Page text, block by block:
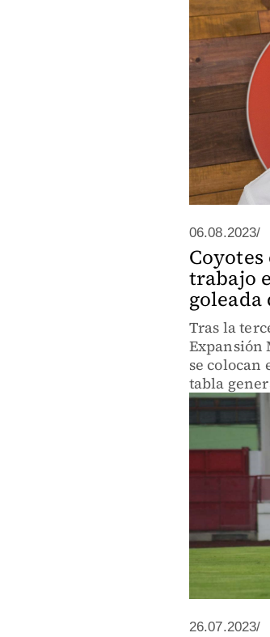
06.08.2023/
trabajo
goleada
Tras la
Expansión
se colocan
tabla
26.07.2023/